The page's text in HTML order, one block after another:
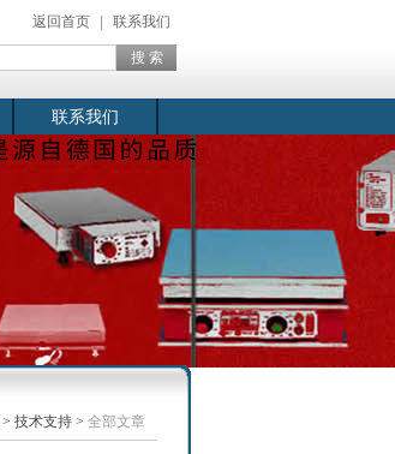
返回首页 联系我们
联系我们
> 技术支持 > 全部文章